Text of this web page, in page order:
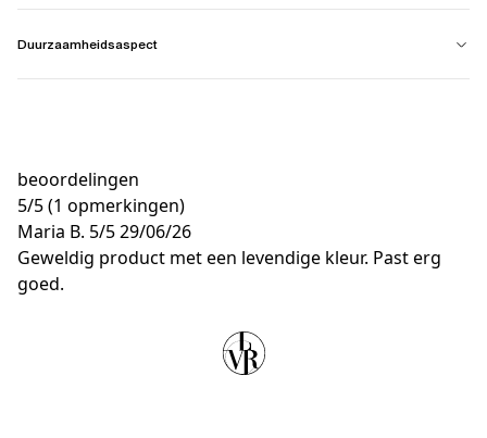
Duurzaamheidsaspect
beoordelingen
5/5(1 opmerkingen)
Maria B. 5/529/06/26
Geweldig product met een levendige kleur. Past erg
goed.